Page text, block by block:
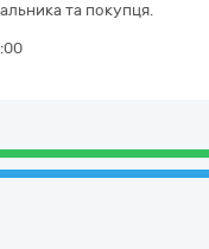
та покупця.